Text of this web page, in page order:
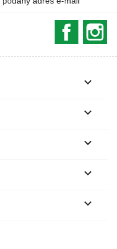




